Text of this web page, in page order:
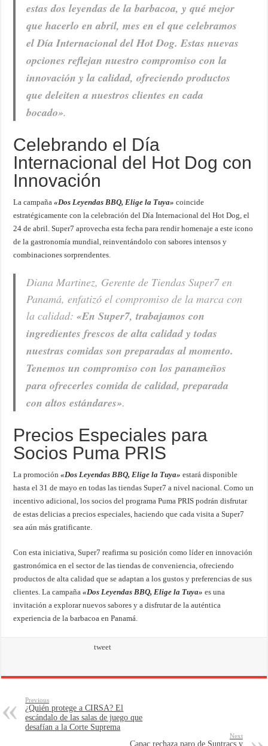
estas dos leyendas de la barbacoa, y qué mejor
que hacerlo en abril, mes en el que celebramos
el Día Internacional del Hot Dog. Estas nuevas
opciones reflejan nuestro compromiso con la
innovación y la calidad, ofreciendo productos
que deleiten a nuestros clientes en cada
bocado».
Celebrando el Día
Internacional del Hot Dog con
Innovación
La campaña«Dos Leyendas BBQ, Elige la Tuya» coincide
estratégicamente con la celebración del Día Internacional del Hot Dog, el
24 de abril. Super7 aprovecha esta fecha para rendir homenaje a este icono
de la gastronomía mundial, reinventándolo con sabores intensos y
combinaciones sorprendentes.
Diana Martinez, Gerente de Tiendas Super7 en
Panamá, enfatizó el compromiso de la marca con
la calidad:«En Super7, trabajamos con
ingredientes frescos de alta calidad y todas
nuestras comidas son preparadas al momento.
Tenemos un compromiso con los panameños
para ofrecerles comida de calidad, preparada
con altos estándares».
Precios Especiales para
Socios Puma PRIS
La promoción«Dos Leyendas BBQ, Elige la Tuya» estará disponible
hasta el 31 de mayo en todas las tiendas Super7 a nivel nacional. Como un
incentivo adicional, los socios del programa Puma PRIS podrán disfrutar
de estas delicias a precios especiales, haciendo que cada visita a Super7
sea aún más gratificante.
Con esta iniciativa, Super7 reafirma su posición como líder en innovación
gastronómica en el sector de las tiendas de conveniencia, ofreciendo
productos de alta calidad que se adaptan a los gustos y preferencias de sus
clientes. La campaña«Dos Leyendas BBQ, Elige la Tuya» es una
invitación a explorar nuevos sabores y a disfrutar de la auténtica
experiencia de la barbacoa en Panamá.
tweet
Previous
¿Quién protege a CIRSA? El
escándalo de las salas de juego que
desafían a la Corte Suprema
Next
Capac rechaza paro de Suntracs y